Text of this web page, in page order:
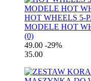
HOT WHEELS 5-
MODELE HOT
(0)
49.00 -29%
35.00